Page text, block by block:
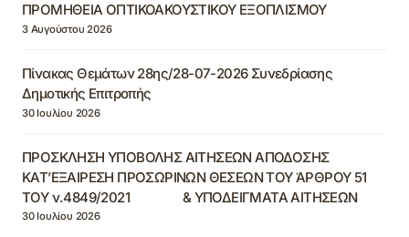
ΠΡΟΜΗΘΕΙΑ ΟΠΤΙΚΟΑΚΟΥΣΤΙΚΟΥ ΕΞΟΠΛΙΣΜΟΥ
3 Αυγούστου 2026
Πίνακας Θεμάτων 28ης/28-07-2026 Συνεδρίασης
Δημοτικής Επιτροπής
30 Ιουλίου 2026
ΠΡΟΣΚΛΗΣΗ ΥΠΟΒΟΛΗΣ ΑΙΤΗΣΕΩΝ ΑΠΟΔΟΣΗΣ
ΚΑΤ’ΕΞΑΙΡΕΣΗ ΠΡΟΣΩΡΙΝΩΝ ΘΕΣΕΩΝ ΤΟΥ ΆΡΘΡΟΥ 51
ΤΟΥ ν.4849/2021 & ΥΠΟΔΕΙΓΜΑΤΑ ΑΙΤΗΣΕΩΝ
30 Ιουλίου 2026